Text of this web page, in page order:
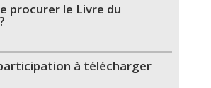
procurer le Livre du
à télécharger